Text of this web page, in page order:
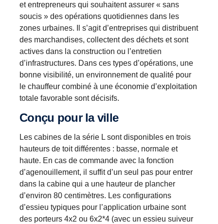
et entrepreneurs qui souhaitent assurer « sans
soucis » des opérations quotidiennes dans les
zones urbaines. Il s’agit d’entreprises qui distribuent
des marchandises, collectent des déchets et sont
actives dans la construction ou l’entretien
d’infrastructures. Dans ces types d’opérations, une
bonne visibilité, un environnement de qualité pour
le chauffeur combiné à une économie d’exploitation
totale favorable sont décisifs.
Conçu pour la ville
Les cabines de la série L sont disponibles en trois
hauteurs de toit différentes : basse, normale et
haute. En cas de commande avec la fonction
d’agenouillement, il suffit d’un seul pas pour entrer
dans la cabine qui a une hauteur de plancher
d’environ 80 centimètres. Les configurations
d’essieu typiques pour l’application urbaine sont
des porteurs 4x2 ou 6x2*4 (avec un essieu suiveur